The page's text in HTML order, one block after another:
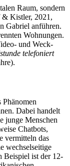
Raum, sondern
& Kistler, 2021,
Gabriel anführen.
Wohnungen.
und Weck-
telefoniert
Dabei handelt
junge Menschen
Chatbots,
vermitteln das
wechselseitige
Beispiel ist der 12-